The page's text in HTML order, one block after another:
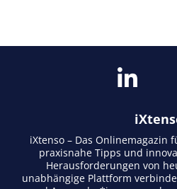
iXtenso – Das Onlinemagazin
praxisnahe Tipps und
Herausforderungen von
unabhängige Plattform